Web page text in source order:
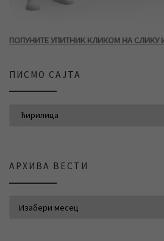
ПОПУНИТЕ УПИТНИК КЛИКОМ НА СЛИКУ
ПИСМО САЈТА
АРХИВА ВЕСТИ